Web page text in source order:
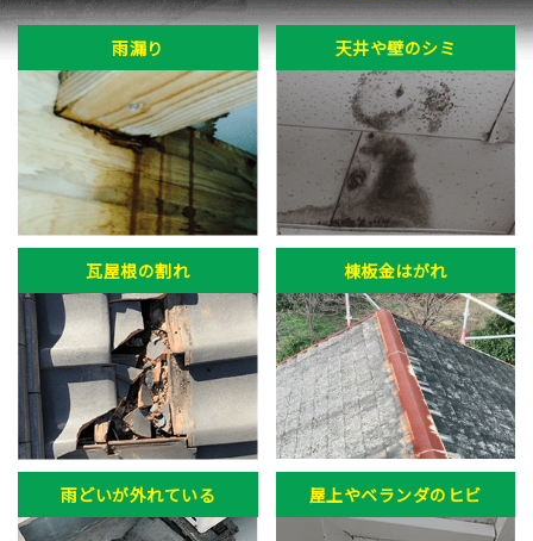
雨漏り 天井や壁のシミ
瓦屋根の割れ 棟板金はがれ
雨どいが外れている 屋上やベランダのヒビ